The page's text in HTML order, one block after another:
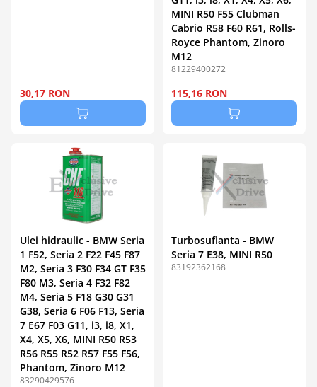
30,17 RON
MINI R50 F55 Clubman
Cabrio R58 F60 R61, Rolls-
Royce Phantom, Zinoro
M12
81229400272
115,16 RON
Ulei hidraulic - BMW Seria
1 F52, Seria 2 F22 F45 F87
M2, Seria 3 F30 F34 GT F35
F80 M3, Seria 4 F32 F82
M4, Seria 5 F18 G30 G31
G38, Seria 6 F06 F13, Seria
7 E67 F03 G11, i3, i8, X1,
X4, X5, X6, MINI R50 R53
R56 R55 R52 R57 F55 F56,
Phantom, Zinoro M12
83290429576
Turbosuflanta - BMW
Seria 7 E38, MINI R50
83192362168